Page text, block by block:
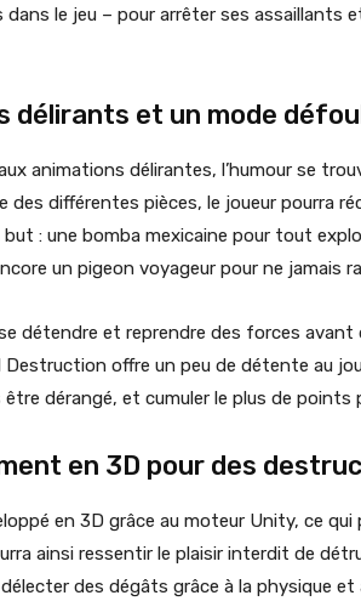
dans le jeu – pour arrêter ses assaillants
délirants et un mode
animations délirantes, l’humour se
des différentes pièces, le joueur pourra
but : une bomba mexicaine pour tout
un pigeon voyageur pour ne jamais
détendre et reprendre des forces
offre un peu de détente au
dérangé, et cumuler le plus de points
en 3D pour des
en 3D grâce au moteur Unity, ce
ainsi ressentir le plaisir interdit de
des dégâts grâce à la physique